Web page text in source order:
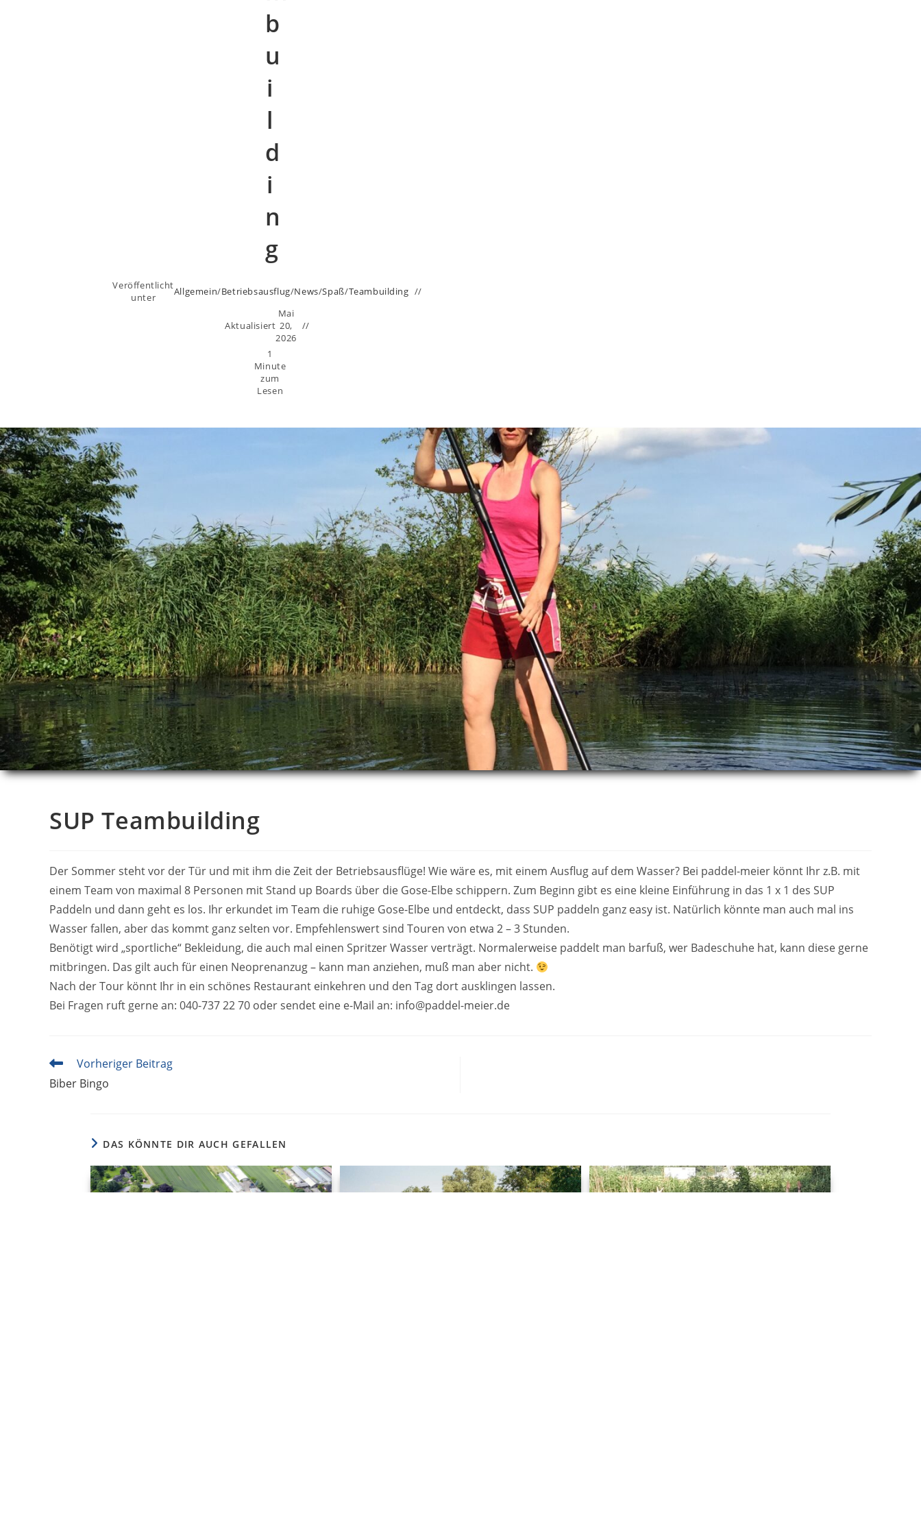
B
U
I
L
D
I
N
G
Veröffentlicht
unter
Allgemein/Betriebsausflug/News/Spaß/Teambuilding
Aktualisiert
Mai
20,
2026
1
Minute
zum
Lesen
SUP Teambuilding
Der Sommer steht vor der Tür und mit ihm die Zeit der Betriebsausflüge! Wie wäre es, mit einem Ausflug auf dem Wasser? Bei paddel-meier könnt Ihr z.B. mit
einem Team von maximal 8 Personen mit Stand up Boards über die Gose-Elbe schippern. Zum Beginn gibt es eine kleine Einführung in das 1 x 1 des SUP
Paddeln und dann geht es los. Ihr erkundet im Team die ruhige Gose-Elbe und entdeckt, dass SUP paddeln ganz easy ist. Natürlich könnte man auch mal ins
Wasser fallen, aber das kommt ganz selten vor. Empfehlenswert sind Touren von etwa 2 – 3 Stunden.
Benötigt wird „sportliche“ Bekleidung, die auch mal einen Spritzer Wasser verträgt. Normalerweise paddelt man barfuß, wer Badeschuhe hat, kann diese gerne
mitbringen. Das gilt auch für einen Neoprenanzug – kann man anziehen, muß man aber nicht.
Nach der Tour könnt Ihr in ein schönes Restaurant einkehren und den Tag dort ausklingen lassen.
Bei Fragen ruft gerne an: 040-737 22 70 oder sendet eine e-Mail an: info@paddel-meier.de
Weitere
Artikel
ansehen
Vorheriger Beitrag
Biber Bingo
DAS KÖNNTE DIR AUCH GEFALLEN